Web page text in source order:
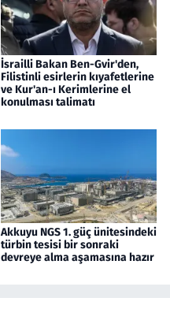
İsrailli Bakan Ben-Gvir'den,
Filistinli esirlerin kıyafetlerine
ve Kur'an-ı Kerimlerine el
konulması talimatı
Akkuyu NGS 1. güç ünitesindeki
türbin tesisi bir sonraki
devreye alma aşamasına hazır